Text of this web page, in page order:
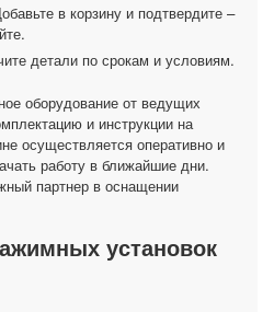
в корзину и подтвердите –
детали по срокам и условиям.
оборудование от ведущих
и инструкции на
осуществляется оперативно и
работу в ближайшие дни.
партнер в оснащении
установок